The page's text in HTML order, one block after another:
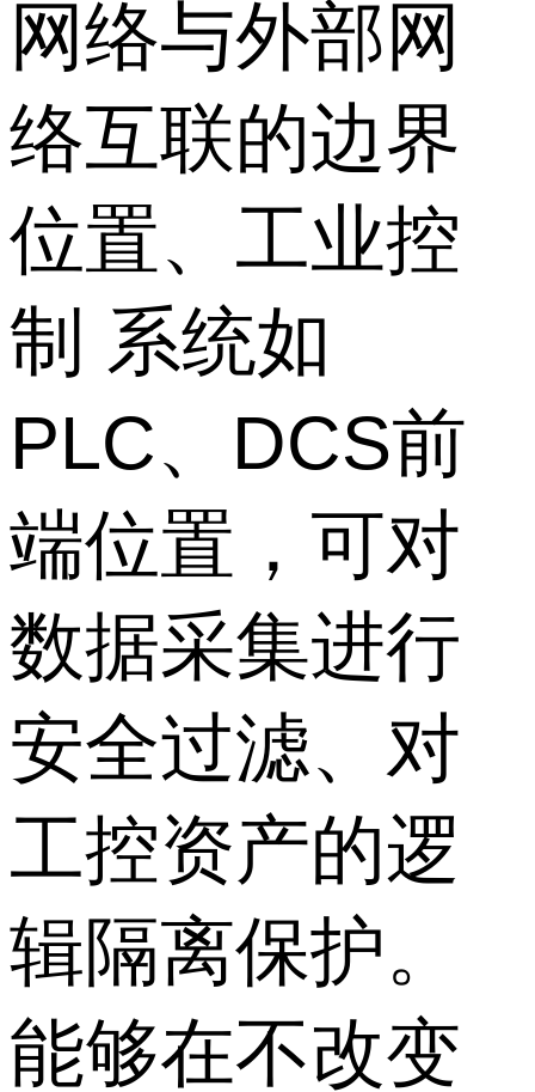
网络与外部网
络互联的边界
位置、工业控
制 系统如
PLC、DCS前
端位置，可对
数据采集进行
安全过滤、对
工控资产的逻
辑隔离保护。
能够在不改变